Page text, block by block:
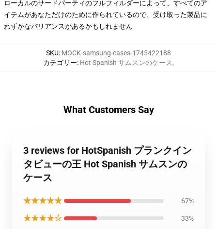
ローカルのサードパーティのフルフィルダーによって、すべてのア
イテムがあなただけのために作られているので、受け取った製品に
わずかなバリアンスがあるかもしれません
SKU: MOCK-samsung-cases-1745422188
カテゴリー: Hot Spanish サムスンのケース,
What Customers Say
3 reviews for HotSpanish プランクイン
タビューの王 Hot Spanish サムスンの
ケース
★★★★★ 67%
★★★★☆ 33%